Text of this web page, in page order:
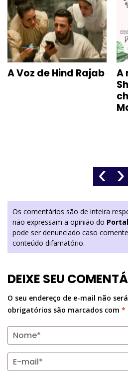
A Voz de Hind Rajab
A
‹ ›
Os comentários são de inteira
não expressam a opinião do
pode ser denunciado caso
conteúdo difamatório.
DEIXE SEU
O seu endereço de e-mail não
obrigatórios são marcados com *